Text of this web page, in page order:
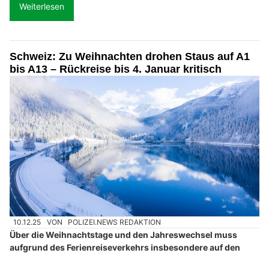
Weiterlesen
Schweiz: Zu Weihnachten drohen Staus auf A1
bis A13 – Rückreise bis 4. Januar kritisch
10.12.25 VON POLIZEI.NEWS REDAKTION
Über die Weihnachtstage und den Jahreswechsel muss
aufgrund des Ferienreiseverkehrs insbesondere auf den